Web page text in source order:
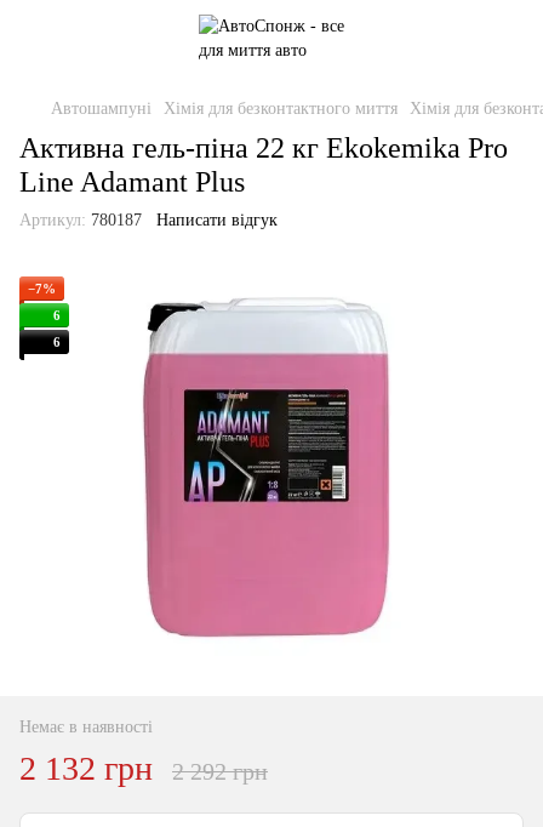
Автошампуні Хімія для безконтактного миття Хімія для
Активна гель-піна 22 кг Ekokemika Pro
Line Adamant Plus
Артикул: 780187 Написати відгук
−7%
6
6
Немає в наявності
2 132 грн 2 292 грн